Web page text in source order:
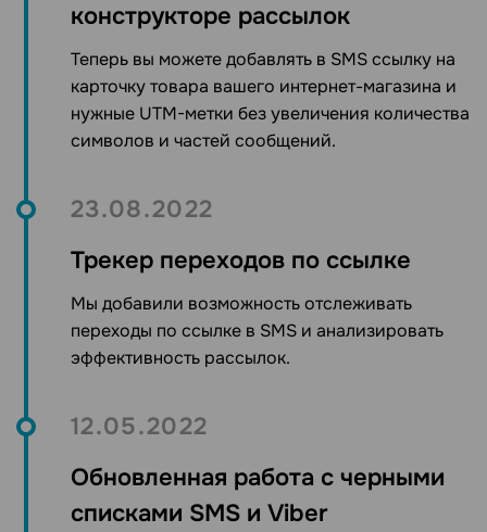
конструкторе рассылок
Теперь вы можете добавлять в SMS ссылку на
карточку товара вашего интернет-магазина и
нужные UTM-метки без увеличения количества
символов и частей сообщений.
23.08.2022
Трекер переходов по ссылке
Мы добавили возможность отслеживать
переходы по ссылке в SMS и анализировать
эффективность рассылок.
12.05.2022
Обновленная работа с черными
списками SMS и Viber